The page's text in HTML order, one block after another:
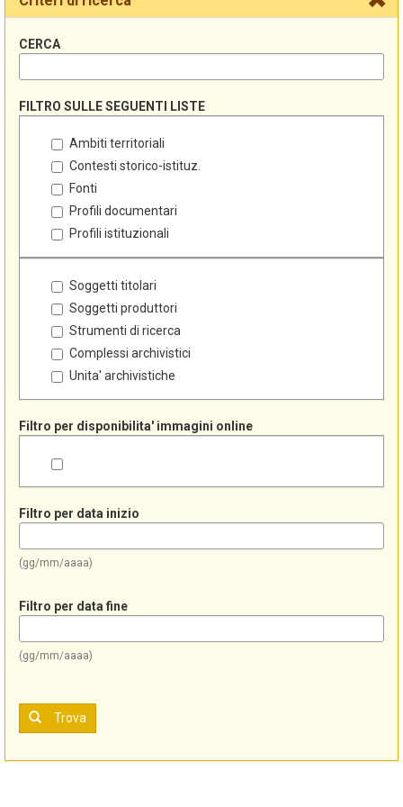
CERCA
FILTRO SULLE SEGUENTI LISTE
Ambiti territoriali
Contesti storico-istituz.
Fonti
Profili documentari
Profili istituzionali
Soggetti titolari
Soggetti produttori
Strumenti di ricerca
Complessi archivistici
Unita' archivistiche
Filtro per disponibilita' immagini online
Filtro per data inizio
(gg/mm/aaaa)
Filtro per data fine
(gg/mm/aaaa)
Trova